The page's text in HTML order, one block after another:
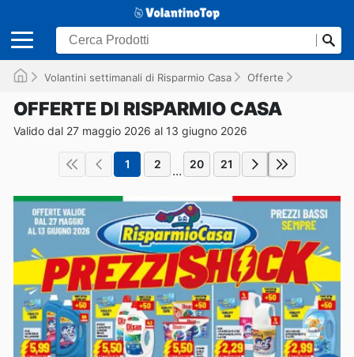
Volantini settimanali di Risparmio Casa Offerte
OFFERTE DI RISPARMIO CASA
Valido dal 27 maggio 2026 al 13 giugno 2026
1 2 ... 20 21